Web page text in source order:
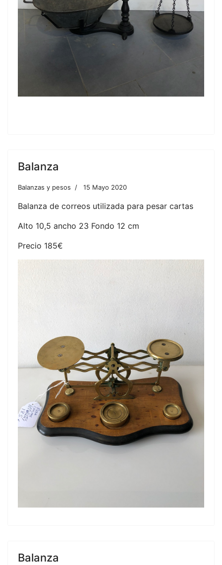
Balanza
Balanzas y pesos 15 Mayo 2020
Balanza de correos utilizada para pesar cartas
Alto 10,5 ancho 23 Fondo 12 cm
Precio 185€
Balanza